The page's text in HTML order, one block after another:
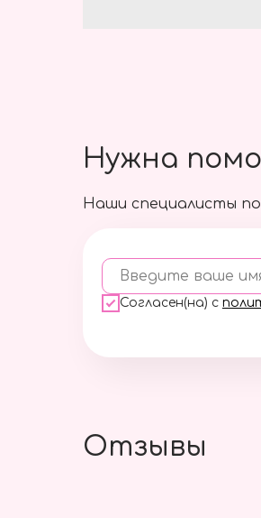
Наши специалисты
Введите ваше
Согласен(на) с
Нужна
Отзывы